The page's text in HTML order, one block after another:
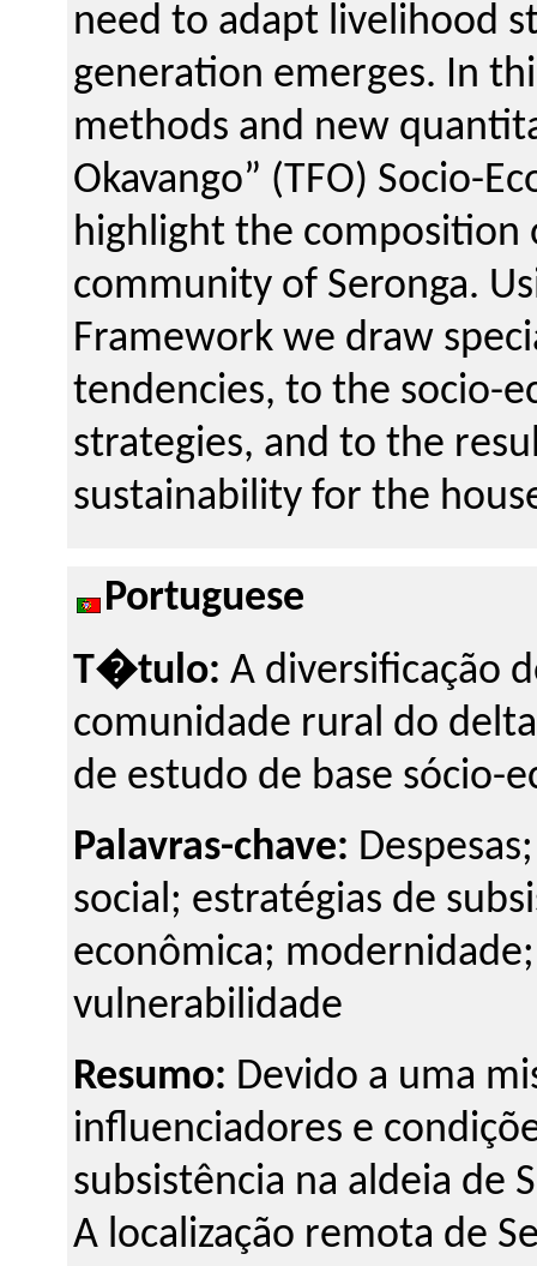
need to adapt livelihood
generation emerges. In
methods and new
Okavango” (TFO) Socio-
highlight the composition
community of Seronga.
Framework we draw
tendencies, to the socio-
strategies, and to the
sustainability for the
Portuguese
T�tulo: A diversificação
comunidade rural do
de estudo de base sócio-
Palavras-chave:
social; estratégias de
econômica;
vulnerabilidade
Resumo: Devido a uma
influenciadores e
subsistência na aldeia de
A localização remota de